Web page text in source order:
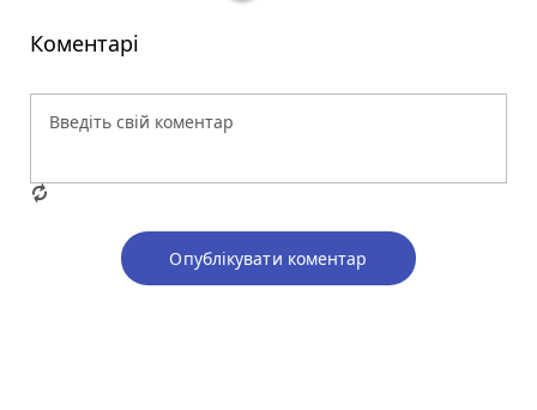
Коментарі
Опублікувати коментар